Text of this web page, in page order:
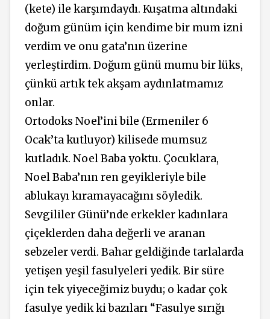
(kete) ile karşımdaydı. Kuşatma altındaki
doğum günüm için kendime bir mum izni
verdim ve onu gata’nın üzerine
yerleştirdim. Doğum günü mumu bir lüks,
çünkü artık tek akşam aydınlatmamız
onlar.
Ortodoks Noel’ini bile (Ermeniler 6
Ocak’ta kutluyor) kilisede mumsuz
kutladık. Noel Baba yoktu. Çocuklara,
Noel Baba’nın ren geyikleriyle bile
ablukayı kıramayacağını söyledik.
Sevgililer Günü’nde erkekler kadınlara
çiçeklerden daha değerli ve aranan
sebzeler verdi. Bahar geldiğinde tarlalarda
yetişen yeşil fasulyeleri yedik. Bir süre
için tek yiyeceğimiz buydu; o kadar çok
fasulye yedik ki bazıları “Fasulye sırığı